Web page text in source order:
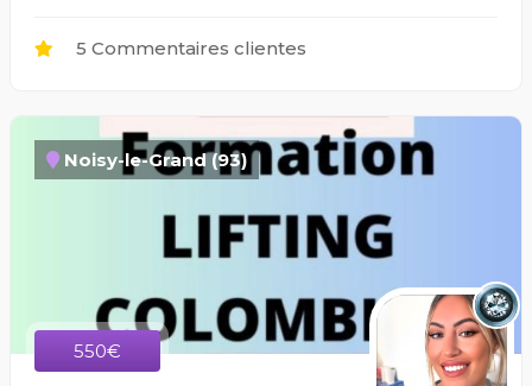
5 Commentaires clientes
Noisy-le-Grand (93)
550€